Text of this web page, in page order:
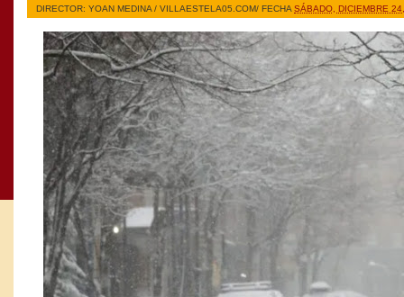
DIRECTOR: YOAN MEDINA / VILLAESTELA05.COM/ FECHA SÁBADO, DICIEMBRE